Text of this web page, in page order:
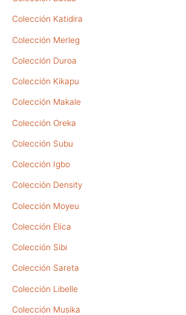
Colección Katidira
Colección Merleg
Colección Duroa
Colección Kikapu
Colección Makale
Colección Oreka
Colección Subu
Colección Igbo
Colección Density
Colección Moyeu
Colección Elica
Colección Sibi
Colección Sareta
Colección Libelle
Colección Musika